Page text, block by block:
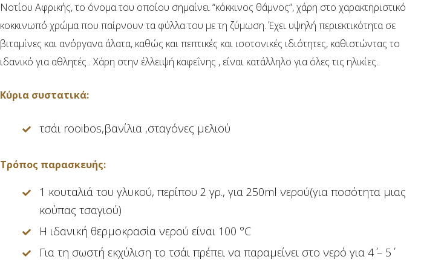
Νοτίου Αφρικής, το όνομα του οποίου σημαίνει “κόκκινος θάμνος”, χάρη στο χαρακτηριστικό
κοκκινωπό χρώμα που παίρνουν τα φύλλα του με τη ζύμωση. Έχει υψηλή περιεκτικότητα σε
βιταμίνες και ανόργανα άλατα, καθώς και πεπτικές και ισοτονικές ιδιότητες, καθιστώντας το
ιδανικό για αθλητές . Χάρη στην έλλειψή καφεΐνης , είναι κατάλληλο για όλες τις ηλικίες.
Κύρια συστατικά:
τσάι rooibos,βανίλια ,σταγόνες μελιού
Τρόπος παρασκευής:
1 κουταλιά του γλυκού, περίπου 2 γρ., για 250ml νερού(για ποσότητα μιας
κούπας τσαγιού)
Η ιδανική θερμοκρασία νερού είναι 100 °C
Για τη σωστή εκχύλιση το τσάι πρέπει να παραμείνει στο νερό για 4΄ – 5΄